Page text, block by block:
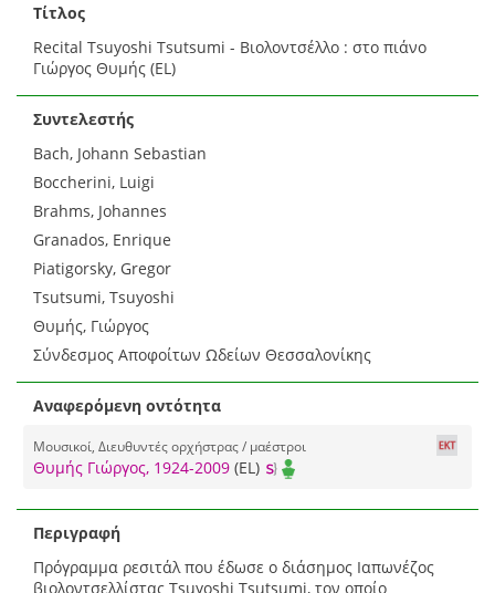
Τίτλος
Recital Tsuyoshi Tsutsumi - Βιολοντσέλλο : στο πιάνο
Γιώργος Θυμής (EL)
Συντελεστής
Bach, Johann Sebastian
Boccherini, Luigi
Brahms, Johannes
Granados, Enrique
Piatigorsky, Gregor
Tsutsumi, Tsuyoshi
Θυμής, Γιώργος
Σύνδεσμος Αποφοίτων Ωδείων Θεσσαλονίκης
Αναφερόμενη οντότητα
Μουσικοί, Διευθυντές ορχήστρας / μαέστροι
Θυμής Γιώργος, 1924-2009 (EL)
Περιγραφή
Πρόγραμμα ρεσιτάλ που έδωσε ο διάσημος Ιαπωνέζος
βιολοντσελλίστας Tsuyoshi Tsutsumi, τον οποίο